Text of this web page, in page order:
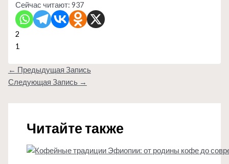
Сейчас читают: 937
2
1
← Предыдущая Запись
Следующая Запись →
Читайте также